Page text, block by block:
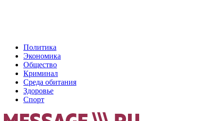
Политика
Экономика
Общество
Криминал
Среда обитания
Здоровье
Спорт